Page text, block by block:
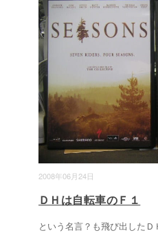
2008年06月24日
ＤＨは自転車のＦ１
という名言？も飛び出した